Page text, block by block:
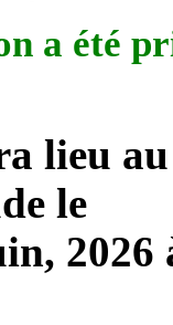
a été
lieu au
le
2026